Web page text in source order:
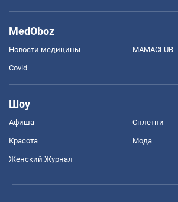
MedOboz
Новости медицины MAMACLUB
Covid
Шоу
Афиша Сплетни
Красота Мода
Женский Журнал